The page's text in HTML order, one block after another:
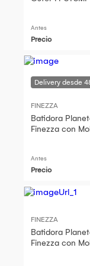
Antes
Precio
FINEZZA
Batidora
Finezza con
Antes
Precio
FINEZZA
Batidora
Finezza con